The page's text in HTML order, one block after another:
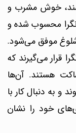
خوش مشرب و
محسوب شده و
موفق می‌شود.
قرار می‌گیرند که
بیشتر به درون خود توجه دارند و ساکت هستند. آن‎‌ها
به دنبال کار با
خود را نشان